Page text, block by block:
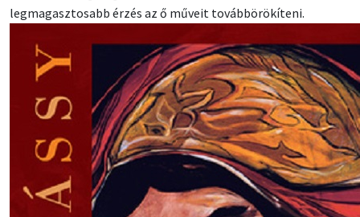
legmagasztosabb érzés az ő műveit továbbörökíteni.